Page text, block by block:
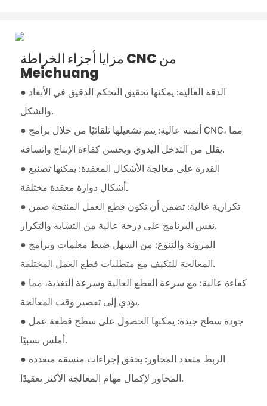
مزايا أجزاء الخراطة CNC من
Meichuang
● الدقة العالية: يمكنها تحقيق التحكم الدقيق في الأبعاد
والشكل.
● أتمتة عالية: يتم تشغيلها تلقائيًا من خلال برامج CNC، مما
يقلل من التدخل اليدوي ويحسن كفاءة الإنتاج واتساقه.
● القدرة على معالجة الأشكال المعقدة: يمكنها تصنيع
أشكال دوارة معقدة مختلفة.
● تكرارية عالية: تضمن أن تكون قطع العمل المنتجة ضمن
نفس البرنامج على درجة عالية من التشابه والتكرار.
● المرونة والتنوع: من السهل ضبط معلمات وبرامج
المعالجة للتكيف مع متطلبات قطع العمل المختلفة.
● كفاءة عالية: مع سرعة القطع العالية وسرعة التغذية، مما
يؤدي إلى تقصير وقت المعالجة.
● جودة سطح جيدة: يمكنها الحصول على سطح قطعة عمل
أملس نسبيًا.
● الربط متعدد المحاور: يحقق إجراءات منسقة متعددة
المحاور لإكمال مهام المعالجة الأكثر تعقيدًا.